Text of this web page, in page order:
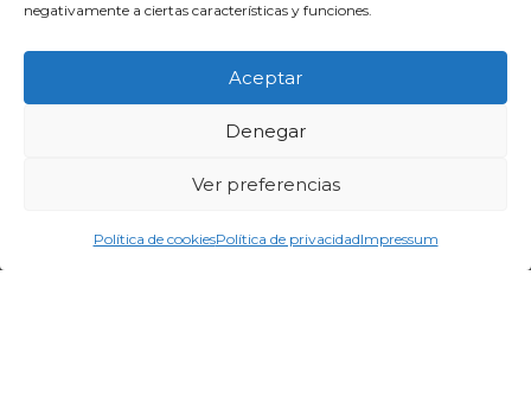
negativamente a ciertas características y funciones.
Aceptar
Denegar
Ver preferencias
Política de cookiesPolítica de privacidadImpressum